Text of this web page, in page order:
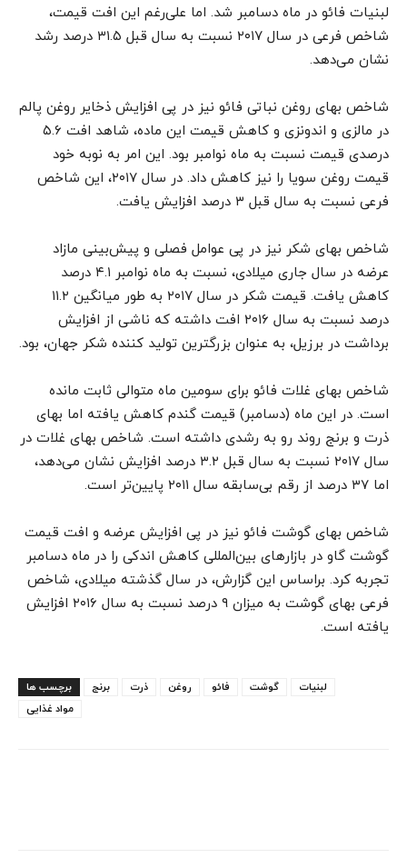
لبنیات فائو در ماه دسامبر شد. اما علی‌رغم این افت قیمت،
شاخص فرعی در سال ۲۰۱۷ نسبت به سال قبل ۳۱.۵ درصد رشد
نشان می‌دهد.
شاخص بهای روغن نباتی فائو نیز در پی افزایش ذخایر روغن پالم
در مالزی و اندونزی و کاهش قیمت این ماده، شاهد افت ۵.۶
درصدی قیمت نسبت به ماه نوامبر بود. این امر به نوبه خود
قیمت روغن سویا را نیز کاهش داد. در سال ۲۰۱۷، این شاخص
فرعی نسبت به سال قبل ۳ درصد افزایش یافت
.
شاخص بهای شکر نیز در پی عوامل فصلی و پیش‌بینی مازاد
عرضه در سال جاری میلادی، نسبت به ماه نوامبر ۴.۱ درصد
کاهش یافت. قیمت شکر در سال ۲۰۱۷ به طور میانگین ۱۱.۲
درصد نسبت به سال ۲۰۱۶ افت داشته که ناشی از افزایش
برداشت در برزیل، به عنوان بزرگترین تولید کننده شکر جهان، بود.
شاخص بهای غلات فائو برای سومین ماه متوالی ثابت مانده
است. در این ماه (دسامبر) قیمت گندم کاهش یافته اما بهای
ذرت و برنج روند رو به رشدی داشته است. شاخص بهای غلات در
سال ۲۰۱۷ نسبت به سال قبل ۳.۲ درصد افزایش نشان می‌دهد،
اما ۳۷ درصد از رقم بی‌سابقه سال ۲۰۱۱ پایین‌تر است
.
شاخص بهای گوشت فائو نیز در پی افزایش عرضه و افت قیمت
گوشت گاو در بازارهای بین‌المللی کاهش اندکی را در ماه دسامبر
تجربه کرد. براساس این گزارش، در سال گذشته میلادی، شاخص
فرعی بهای گوشت به میزان ۹ درصد نسبت به سال ۲۰۱۶ افزایش
یافته است.
برچسب ها برنج ذرت روغن فائو گوشت
لبنیات
مواد غذایی